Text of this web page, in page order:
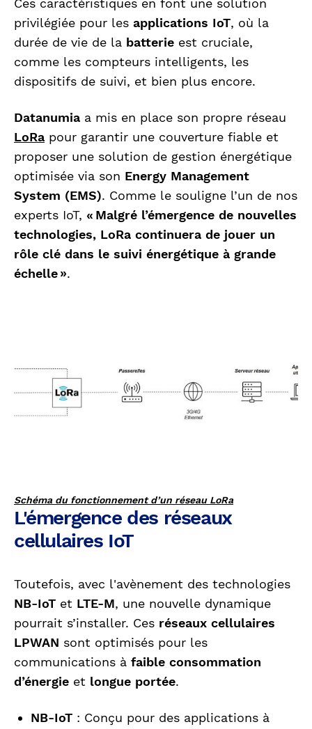
privilégiée pour les applications IoT, où la
durée de vie de la batterie est cruciale,
comme les compteurs intelligents, les
dispositifs de suivi, et bien plus encore.
Datanumia a mis en place son propre réseau
LoRa pour garantir une couverture fiable et
proposer une solution de gestion énergétique
optimisée via son Energy Management
System (EMS). Comme le souligne l’un de nos
experts IoT, « Malgré l’émergence de nouvelles
technologies, LoRa continuera de jouer un
rôle clé dans le suivi énergétique à grande
échelle ».
Schéma du fonctionnement d’un réseau LoRa
L'émergence des réseaux
cellulaires IoT
Toutefois, avec l'avènement des technologies
NB-IoT et LTE-M, une nouvelle dynamique
pourrait s’installer. Ces réseaux cellulaires
LPWAN sont optimisés pour les
communications à faible consommation
d’énergie et longue portée.
NB-IoT : Conçu pour des applications à